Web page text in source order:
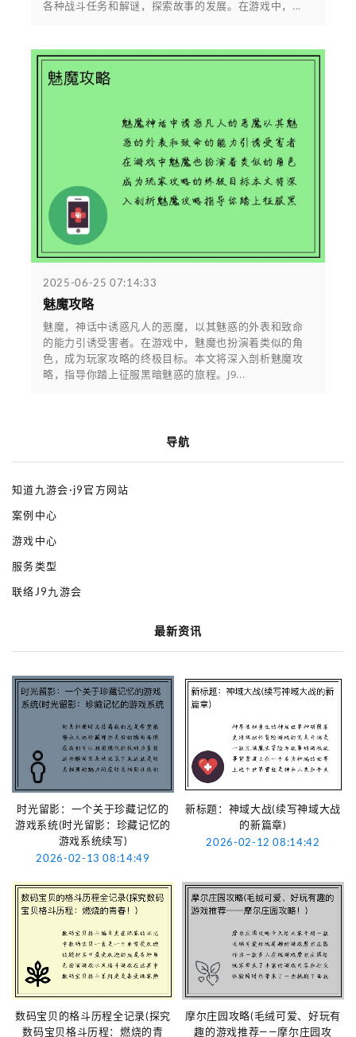
各种战斗任务和解谜，探索故事的发展。在游戏中，...
2025-06-25 07:14:33
魅魔攻略
魅魔，神话中诱惑凡人的恶魔，以其魅惑的外表和致命
的能力引诱受害者。在游戏中，魅魔也扮演着类似的角
色，成为玩家攻略的终极目标。本文将深入剖析魅魔攻
略，指导你踏上征服黑暗魅惑的旅程。J9...
导航
知道九游会·j9官方网站
案例中心
游戏中心
服务类型
联络J9九游会
最新资讯
时光留影：一个关于珍藏记忆的
游戏系统(时光留影：珍藏记忆的
游戏系统续写)
2026-02-13 08:14:49
新标题：神域大战(续写神域大战
的新篇章)
2026-02-12 08:14:42
数码宝贝的格斗历程全记录(探究
数码宝贝格斗历程：燃烧的青
摩尔庄园攻略(毛绒可爱、好玩有
趣的游戏推荐——摩尔庄园攻